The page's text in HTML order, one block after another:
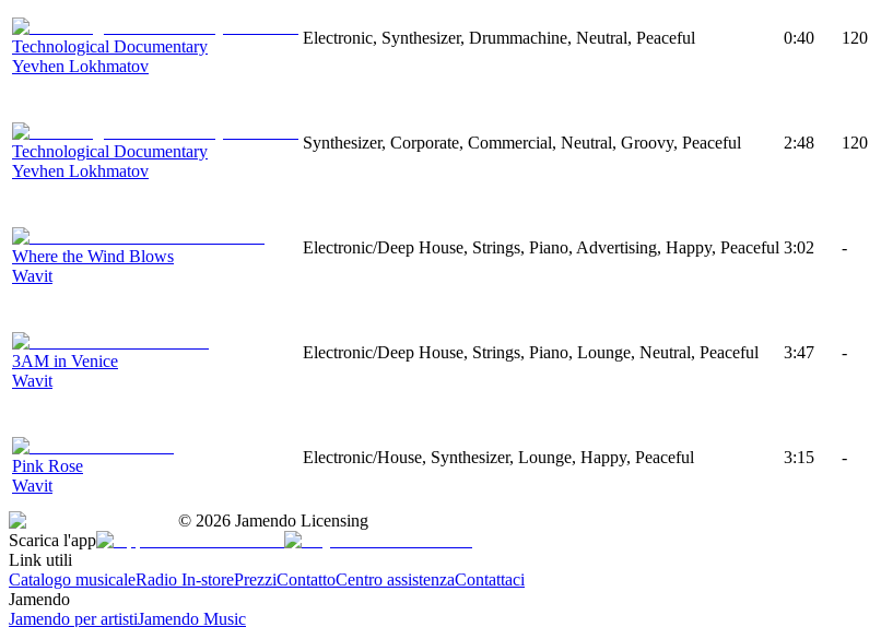
Technological Documentary
Yevhen Lokhmatov
Electronic, Synthesizer, Drummachine, Neutral, Peaceful 0:40 120
Technological Documentary
Yevhen Lokhmatov
Synthesizer, Corporate, Commercial, Neutral, Groovy, Peaceful 2:48 120
Where the Wind Blows
Wavit
Electronic/Deep House, Strings, Piano, Advertising, Happy, Peaceful 3:02 -
3AM in Venice
Wavit
Electronic/Deep House, Strings, Piano, Lounge, Neutral, Peaceful 3:47 -
Pink Rose
Wavit
Electronic/House, Synthesizer, Lounge, Happy, Peaceful 3:15 -
© 2026 Jamendo Licensing
Scarica l'app
Link utili
Catalogo musicaleRadio In-storePrezziContattoCentro assistenzaContattaci
Jamendo
Jamendo per artistiJamendo Music